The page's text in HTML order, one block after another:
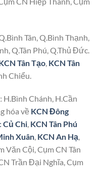
Tân, Q.Bình Thạnh,
Q.Tân Phú, Q.Thủ Đức.
Tân Tạo KCN Tân
Chiểu.
H.Bình Chánh, H.Cần
hóa về KCN Đông
Củ Chi, KCN Tân Phú
Xuân, KCN An Hạ,
Văn Cội, Cụm CN Tân
Trần Đại Nghĩa, Cụm